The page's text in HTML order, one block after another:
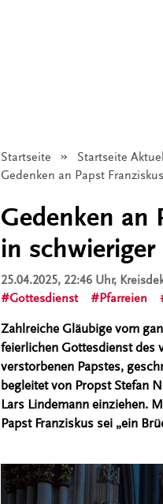
Startseite Startseite
Angezeigt:
Gedenken an Papst
Gedenken an
in schwieriger
25.04.2025, 22:46 Uhr,
Gottesdienst
Pfarreien
Zahlreiche Gläubige vom
feierlichen Gottesdienst des
verstorbenen Papstes,
begleitet von Propst Stefan
Lars Lindemann einziehen.
Papst Franziskus sei „ein